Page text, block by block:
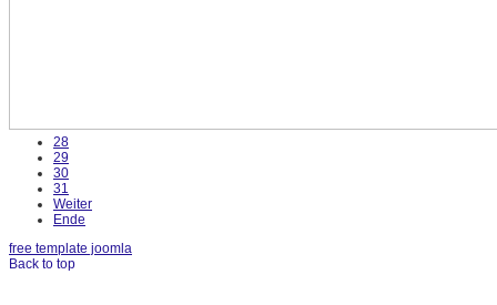
28
29
30
31
Weiter
Ende
free template joomla
Back to top